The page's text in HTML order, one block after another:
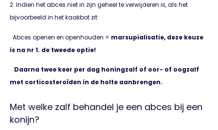
2. Indien het abces niet in zijn geheel te verwijderen is, als het
bijvoorbeeld in het kaakbot zit:
Abces openen en openhouden = marsupialisatie, deze keuze
is na nr 1. de tweede optie!
Daarna twee keer per dag honingzalf of oor- of oogzalf
met corticosteroïden in de holte aanbrengen.
Met welke zalf behandel je een abces bij een
konijn?